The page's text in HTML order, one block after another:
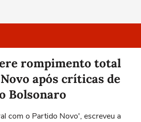
rompimento total
após críticas de
Bolsonaro
com o Partido Novo', escreveu a